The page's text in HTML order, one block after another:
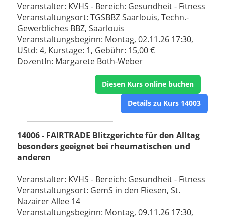
Veranstalter: KVHS - Bereich: Gesundheit - Fitness
Veranstaltungsort: TGSBBZ Saarlouis, Techn.-
Gewerbliches BBZ, Saarlouis
Veranstaltungsbeginn: Montag, 02.11.26 17:30,
UStd: 4, Kurstage: 1, Gebühr: 15,00 €
DozentIn: Margarete Both-Weber
Diesen Kurs online buchen
Details zu Kurs 14003
14006 - FAIRTRADE Blitzgerichte für den Alltag
besonders geeignet bei rheumatischen und
anderen
Veranstalter: KVHS - Bereich: Gesundheit - Fitness
Veranstaltungsort: GemS in den Fliesen, St.
Nazairer Allee 14
Veranstaltungsbeginn: Montag, 09.11.26 17:30,